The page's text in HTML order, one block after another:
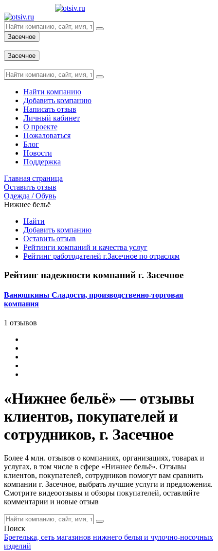
Засечное
Засечное
Найти компанию
Добавить компанию
Написать отзыв
Личный кабинет
О проекте
Пожаловаться
Блог
Новости
Поддержка
Главная страница
Оставить отзыв
Одежда / Обувь
Нижнее бельё
Найти
Добавить компанию
Оставить отзыв
Рейтинги компаний и качества услуг
Рейтинг работодателей г.Засечное по отраслям
Рейтинг надежности компаний г. Засечное
Ванюшкины Сладости, производственно-торговая
компания
1 отзывов
«Нижнее бельё» — отзывы
клиентов, покупателей и
сотрудников, г. Засечное
Более 4 млн. отзывов о компаниях, организациях, товарах и
услугах, в том числе в сфере «Нижнее бельё». Отзывы
клиентов, покупателей, сотрудников помогут вам сравнить
компании г. Засечное, выбрать лучшие услуги и предложения.
Смотрите видеоотзывы и обзоры покупателей, оставляйте
комментарии и новые отзыв
Поиск
Бретелька, сеть магазинов нижнего белья и чулочно-носочных
изделий